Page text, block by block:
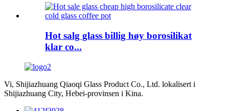
Hot salg glass billig høy borosilikat
klar co...
Vi, Shijiazhuang Qiaoqi Glass Product Co., Ltd. lokalisert i
Shijiazhuang City, Hebei-provinsen i Kina.